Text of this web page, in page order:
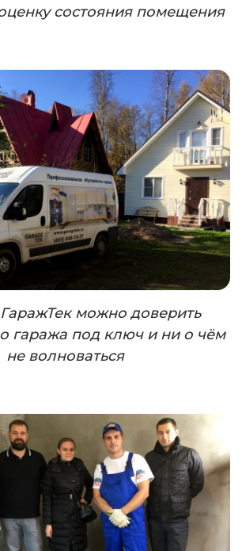
состояния помещения
можно доверить
гаража под ключ и ни о чём
не волноваться